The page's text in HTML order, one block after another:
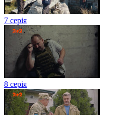
7 серія
8 серія